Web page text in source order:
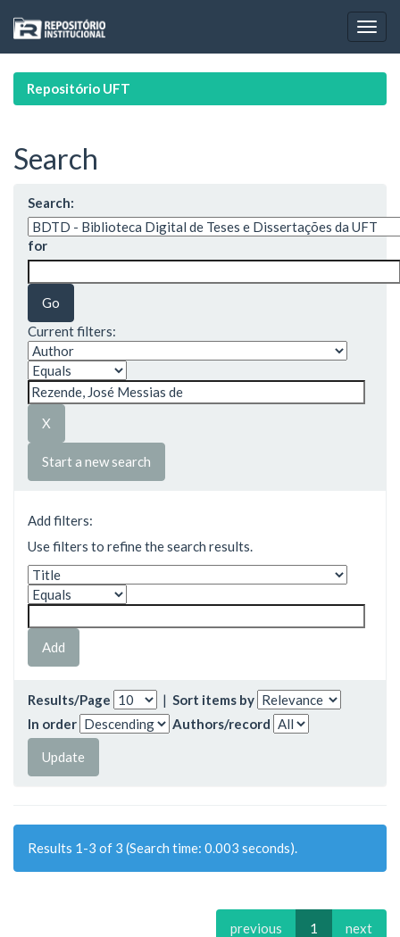
navigation
Repositório UFT
Search
Search:
for
Current filters:
Start a new search
Add filters:
Use filters to refine the search results.
Results/Page | Sort items by
In order
Authors/record
Results 1-3 of 3 (Search time: 0.003 seconds).
previous 1 next